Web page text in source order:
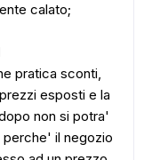
calato;
pratica sconti,
esposti e la
non si potra'
il negozio